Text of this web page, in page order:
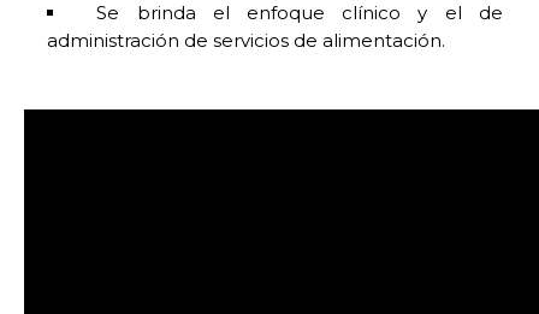
Se brinda el enfoque clínico y el de
administración de servicios de alimentación.